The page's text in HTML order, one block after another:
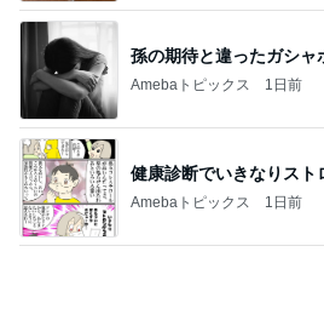
水漏れしたシャワーへの
Amebaトピックス 16時間前